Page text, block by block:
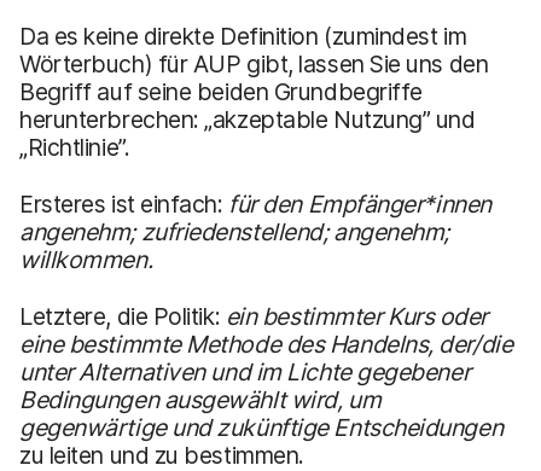
Da es keine direkte Definition (zumindest im
Wörterbuch) für AUP gibt, lassen Sie uns den
Begriff auf seine beiden Grundbegriffe
herunterbrechen: „akzeptable Nutzung” und
„Richtlinie”.
Ersteres ist einfach: für den Empfänger*innen
angenehm; zufriedenstellend; angenehm;
willkommen.
Letztere, die Politik: ein bestimmter Kurs oder
eine bestimmte Methode des Handelns, der/die
unter Alternativen und im Lichte gegebener
Bedingungen ausgewählt wird, um
gegenwärtige und zukünftige Entscheidungen
zu leiten und zu bestimmen.